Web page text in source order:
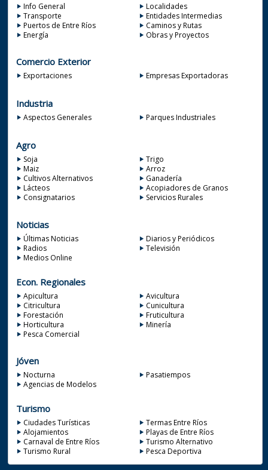
Info General
Localidades
Transporte
Entidades Intermedias
Puertos de Entre Ríos
Caminos y Rutas
Energía
Obras y Proyectos
Comercio Exterior
Exportaciones Empresas Exportadoras
Industria
Aspectos Generales Parques Industriales
Agro
Soja
Trigo
Maiz
Arroz
Cultivos Alternativos
Ganadería
Lácteos
Acopiadores de Granos
Consignatarios
Servicios Rurales
Noticias
Últimas Noticias
Diarios y Periódicos
Radios
Televisión
Medios Online
Econ. Regionales
Apicultura
Avicultura
Citricultura
Cunicultura
Forestación
Fruticultura
Horticultura
Minería
Pesca Comercial
Jóven
Nocturna
Pasatiempos
Agencias de Modelos
Turismo
Ciudades Turísticas
Termas Entre Ríos
Alojamientos
Playas de Entre Ríos
Carnaval de Entre Ríos
Turismo Alternativo
Turismo Rural
Pesca Deportiva